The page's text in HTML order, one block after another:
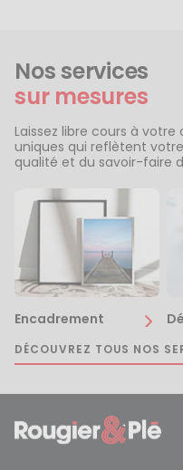
Nos services
sur mesures
Laissez libre cours à
uniques qui reflètent
qualité et du savoir-faire
Encadrement
DÉCOUVREZ TOUS NOS